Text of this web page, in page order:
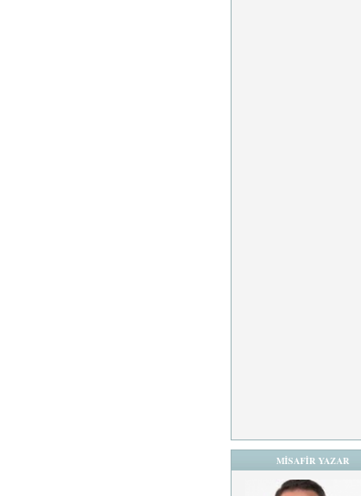
MİSAFİR YAZAR